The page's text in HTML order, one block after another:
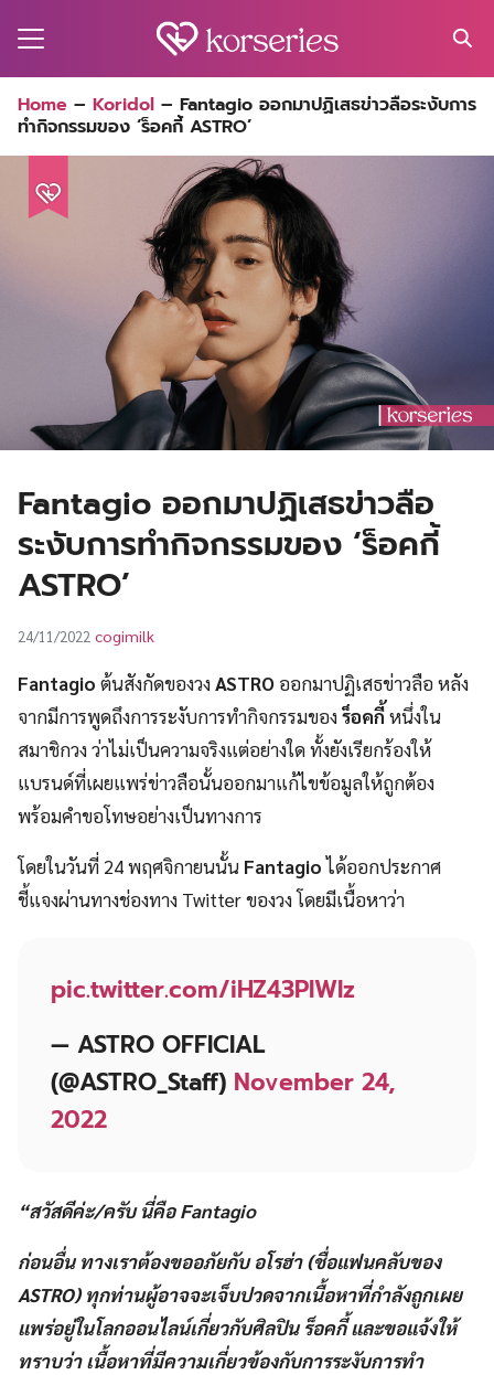
for:
Home – Koridol – Fantagio ออกมาปฏิเสธข่าวลือระงับการ
ทำกิจกรรมของ ‘ร็อคกี้ ASTRO’
Fantagio ออกมาปฏิเสธข่าวลือ
ระงับการทำกิจกรรมของ ‘ร็อคกี้
ASTRO’
24/11/2022 cogimilk
Fantagio ต้นสังกัดของวงASTRO ออกมาปฏิเสธข่าวลือ หลัง
จากมีการพูดถึงการระงับการทำกิจกรรมของร็อคกี้หนึ่งใน
สมาชิกวง ว่าไม่เป็นความจริงแต่อย่างใด ทั้งยังเรียกร้องให้
แบรนด์ที่เผยแพร่ข่าวลือนั้นออกมาแก้ไขข้อมูลให้ถูกต้อง
พร้อมคำขอโทษอย่างเป็นทางการ
โดยในวันที่ 24 พฤศจิกายนนั้น Fantagioได้ออกประกาศ
ชี้แจงผ่านทางช่องทาง Twitter ของวง โดยมีเนื้อหาว่า
pic.twitter.com/iHZ43PIWIz
— ASTRO OFFICIAL
(@ASTRO_Staff) November 24,
2022
“สวัสดีค่ะ/ครับ นี่คือ Fantagio
ก่อนอื่น ทางเราต้องขออภัยกับ อโรฮ่า (ชื่อแฟนคลับของ
ASTRO) ทุกท่านผู้อาจจะเจ็บปวดจากเนื้อหาที่กำลังถูกเผย
แพร่อยู่ในโลกออนไลน์เกี่ยวกับศิลปิน ร็อคกี้ และขอแจ้งให้
ทราบว่า เนื้อหาที่มีความเกี่ยวข้องกับการระงับการทำ